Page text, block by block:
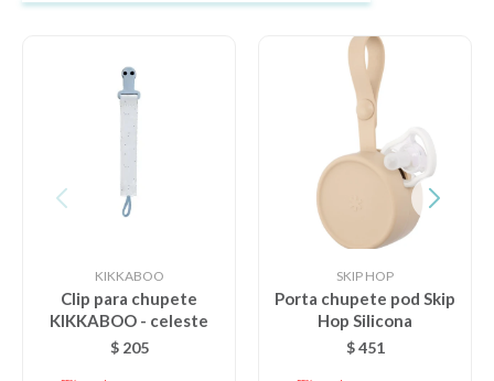
KIKKABOO
Clip para chupete
KIKKABOO - celeste
$ 205
SKIP HOP
Porta chupete pod Skip
Hop Silicona
$ 451